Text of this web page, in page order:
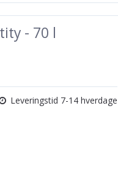
- 70 l
Leveringstid 7-14 hverdage